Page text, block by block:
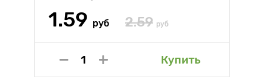
1.59 руб 2.59 руб
Купить